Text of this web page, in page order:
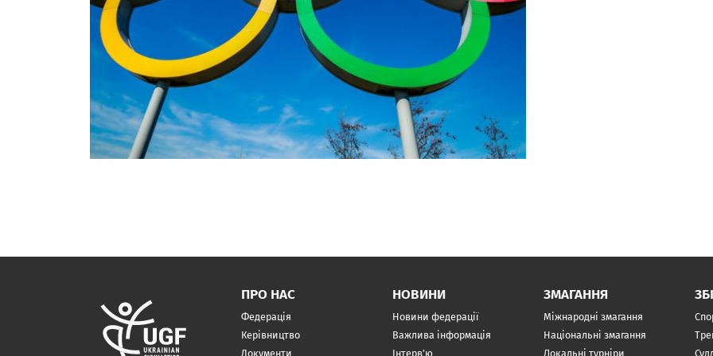
ПРО НАС
Федерація
Керівництво
Документи
НОВИНИ
Новини федерації
Важлива інформація
Інтерв’ю
ЗМАГАННЯ
Міжнародні змагання
Національні змагання
Локальні турніри